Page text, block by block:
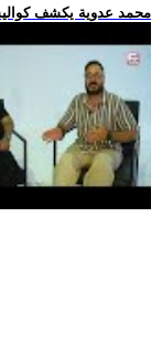
.. محمد عدوية يكشف